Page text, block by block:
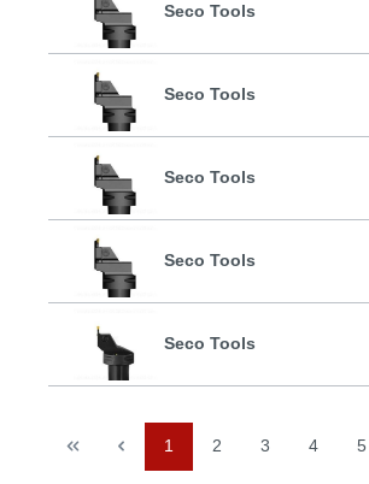
Seco Tools
Seco Tools
Seco Tools
Seco Tools
Seco Tools
1 2 3 4 5